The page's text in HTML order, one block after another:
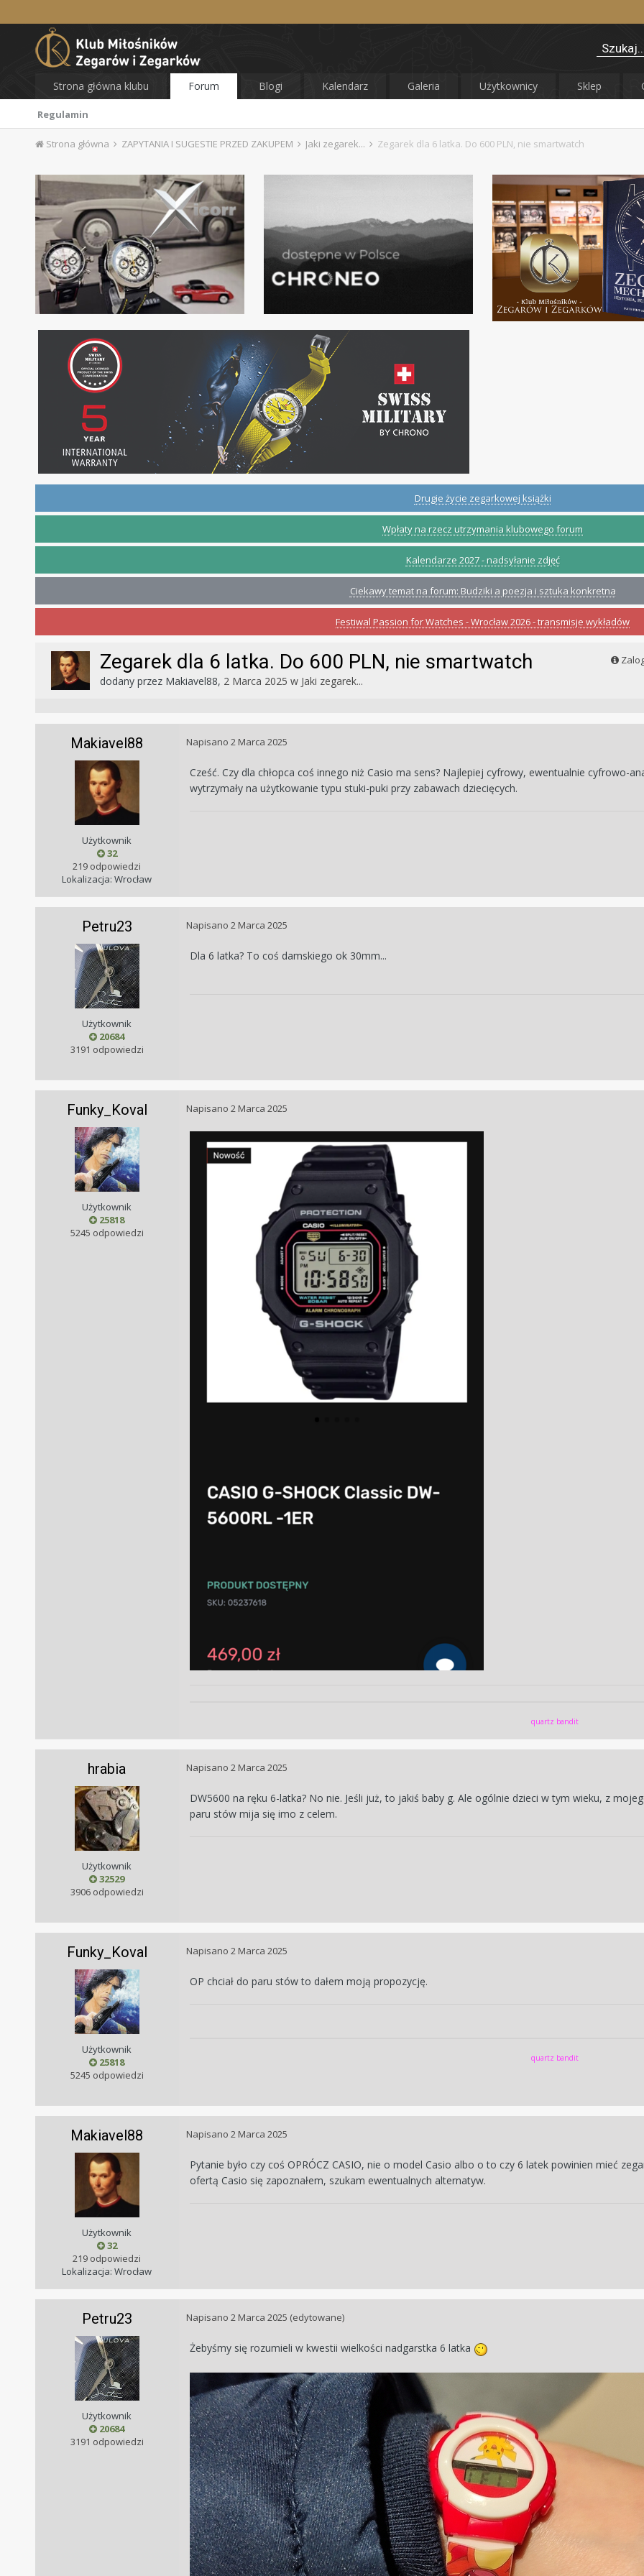
Strona główna klubu Forum
Regulamin
Blogi Kalendarz Galeria Użytkownicy Sklep
Strona główna ZAPYTANIA I SUGESTIE PRZED ZAKUPEM Jaki zegarek... Zegarek dla 6 latka. Do 600 PLN, nie smartwatch
Drugie życie zegarkowej książki
Wpłaty na rzecz utrzymania klubowego forum
Kalendarze 2027 - nadsyłanie zdjęć
Ciekawy temat na forum: Budziki a poezja i sztuka konkretna
Festiwal Passion for Watches - Wrocław 2026 - transmisje wykładów
Zegarek dla 6 latka. Do 600 PLN, nie smartwatch
dodany przez Makiavel88, 2 Marca 2025 w Jaki zegarek...
Makiavel88
Użytkownik
32
219 odpowiedzi
Lokalizacja: Wrocław
Napisano 2 Marca 2025
Cześć. Czy dla chłopca coś innego niż Casio ma sens? Najlepiej cyfrowy, ewentualnie cyfrowo-
wytrzymały na użytkowanie typu stuki-puki przy zabawach dziecięcych.
Petru23
Użytkownik
20684
3191 odpowiedzi
Napisano 2 Marca 2025
Dla 6 latka? To coś damskiego ok 30mm...
Funky_Koval
Użytkownik
25818
5245 odpowiedzi
Napisano 2 Marca 2025
quartz bandit
hrabia
Użytkownik
32529
3906 odpowiedzi
Napisano 2 Marca 2025
DW5600 na ręku 6-latka? No nie. Jeśli już, to jakiś baby g. Ale ogólnie dzieci w tym wieku, z
paru stów mija się imo z celem.
Funky_Koval
Użytkownik
25818
5245 odpowiedzi
Napisano 2 Marca 2025
OP chciał do paru stów to dałem moją propozycję.
quartz bandit
Makiavel88
Użytkownik
32
219 odpowiedzi
Lokalizacja: Wrocław
Napisano 2 Marca 2025
Pytanie było czy coś OPRÓCZ CASIO, nie o model Casio albo o to czy 6 latek powinien mieć
ofertą Casio się zapoznałem, szukam ewentualnych alternatyw.
Petru23
Użytkownik
20684
3191 odpowiedzi
Napisano 2 Marca 2025 (edytowane)
Żebyśmy się rozumieli w kwestii wielkości nadgarstka 6 latka